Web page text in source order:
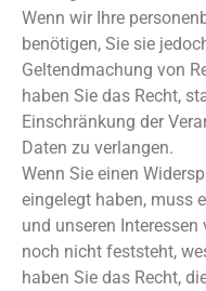
Wenn wir Ihre
benötigen, Sie sie
Geltendmachung von
haben Sie das Recht,
Einschränkung der
Daten zu verlangen.
Wenn Sie einen
eingelegt haben, muss
und unseren
noch nicht feststeht,
haben Sie das Recht,